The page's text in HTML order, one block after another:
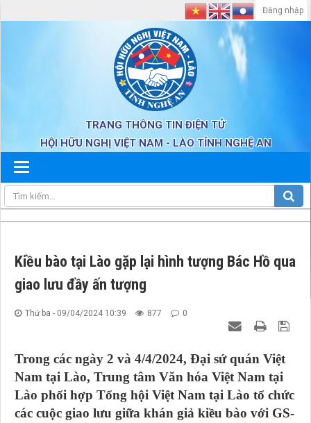
TRANG THÔNG TIN ĐIỆN TỬ
HỘI HỮU NGHỊ VIỆT NAM - LÀO TỈNH NGHỆ AN
Đăng nhập
Kiều bào tại Lào gặp lại hình tượng Bác Hồ qua
giao lưu đầy ấn tượng
Thứ ba - 09/04/2024 10:39 877 0
Trong các ngày 2 và 4/4/2024, Đại sứ quán Việt
Nam tại Lào, Trung tâm Văn hóa Việt Nam tại
Lào phối hợp Tổng hội Việt Nam tại Lào tổ chức
các cuộc giao lưu giữa khán giả kiều bào với GS-